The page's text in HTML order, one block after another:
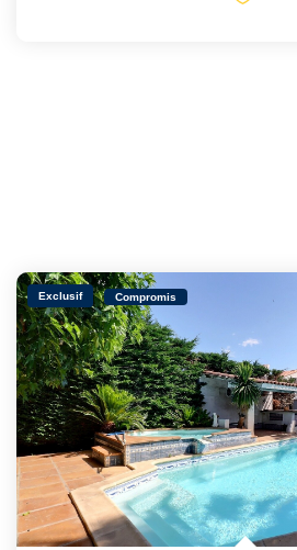
Exclusif Compromis